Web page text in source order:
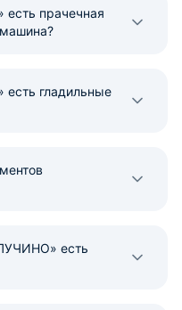
прачечная
гладильные
есть